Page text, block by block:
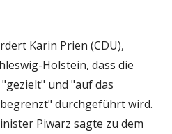
Karin Prien (CDU),
Holstein, dass die
und "auf das
durchgeführt wird.
Piwarz sagte zu dem